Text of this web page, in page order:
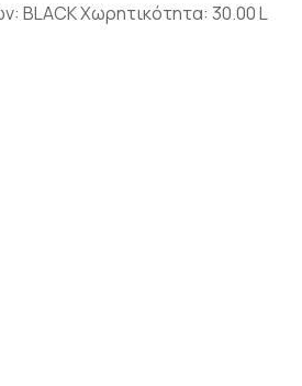
BLACK Χωρητικότητα: 30.00 L